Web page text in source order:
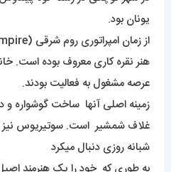
یونان بود.
هنر نقره کاری معروف بوده است.
عرصه مشغول به فعالیت بودند.
زمینه اصلی آنها ساخت گوشواره و
غلاف شمشیر است. سوتیریوس نیز